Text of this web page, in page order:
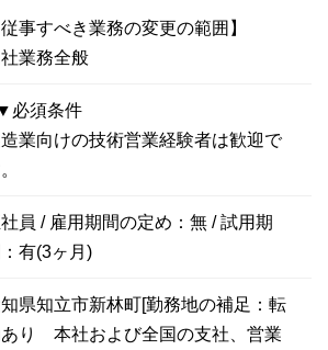
従事すべき業務の変更の範囲】
業務全般
必須条件
業向けの技術営業経験者は歓迎で
員 / 雇用期間の定め：無 / 試用期
有(3ヶ月)
県知立市新林町[勤務地の補足：転
り 本社および全国の支社、営業